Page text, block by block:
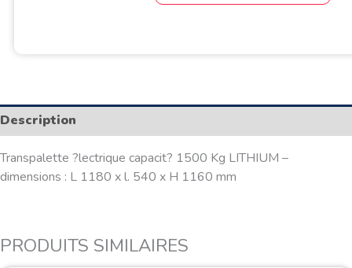
Description
Transpalette ?lectrique capacit? 1500 Kg LITHIUM –
dimensions : L 1180 x l. 540 x H 1160 mm
PRODUITS SIMILAIRES